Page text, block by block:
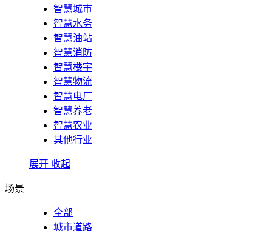
智慧城市
智慧水务
智慧油站
智慧消防
智慧楼宇
智慧物流
智慧电厂
智慧养老
智慧农业
其他行业
展开 收起
场景
全部
城市道路